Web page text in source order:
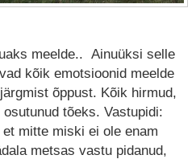
meelde.. Ainuüksi selle
kõik emotsioonid meelde
õppust. Kõik hirmud,
tõeks. Vastupidi:
mitte miski ei ole enam
metsas vastu pidanud,